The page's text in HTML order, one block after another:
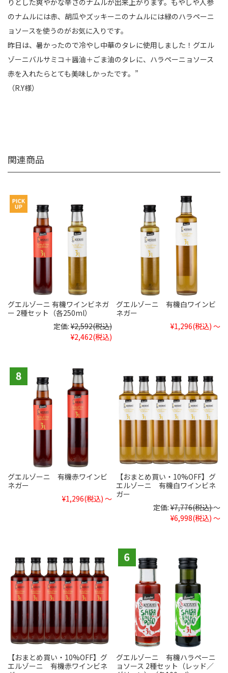
りとした爽やかな辛さのナムルが出来上がります。もやしや人参
のナムルには赤、胡瓜やズッキーニのナムルには緑のハラペーニ
ョソースを使うのがお気に入りです。
昨日は、暑かったので冷やし中華のタレに使用しました！グエル
ゾーニバルサミコ＋醤油＋ごま油のタレに、ハラペーニョソース
赤を入れたらとても美味しかったです。”
（R.Y様）
関連商品
グエルゾーニ 有機ワインビネガ
ー 2種セット（各250ml）
定価:¥2,592(税込)
¥2,462(税込)
グエルゾーニ 有機白ワインビ
ネガー
¥1,296(税込) ～
グエルゾーニ 有機赤ワインビ
ネガー
¥1,296(税込) ～
【おまとめ買い・10%OFF】グ
エルゾーニ 有機白ワインビネ
ガー
定価: ¥7,776(税込)～
¥6,998(税込) ～
【おまとめ買い・10%OFF】グ
エルゾーニ 有機赤ワインビネ
グエルゾーニ 有機ハラペーニ
ョソース 2種セット（レッド／